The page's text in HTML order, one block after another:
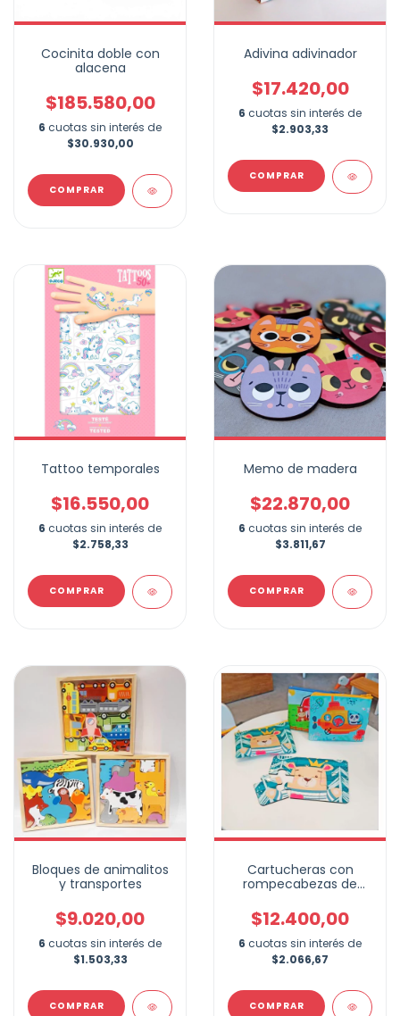
Cocinita doble con
alacena
$185.580,00
6 cuotas sin interés de
$30.930,00
Adivina adivinador
$17.420,00
6 cuotas sin interés de
$2.903,33
Tattoo temporales
$16.550,00
6 cuotas sin interés de
$2.758,33
COMPRAR
Memo de madera
$22.870,00
6 cuotas sin interés de
$3.811,67
COMPRAR
Bloques de animalitos
y transportes
$9.020,00
6 cuotas sin interés de
$1.503,33
COMPRAR
Cartucheras con
rompecabezas de
$12.400,00
6 cuotas sin interés de
$2.066,67
COMPRAR